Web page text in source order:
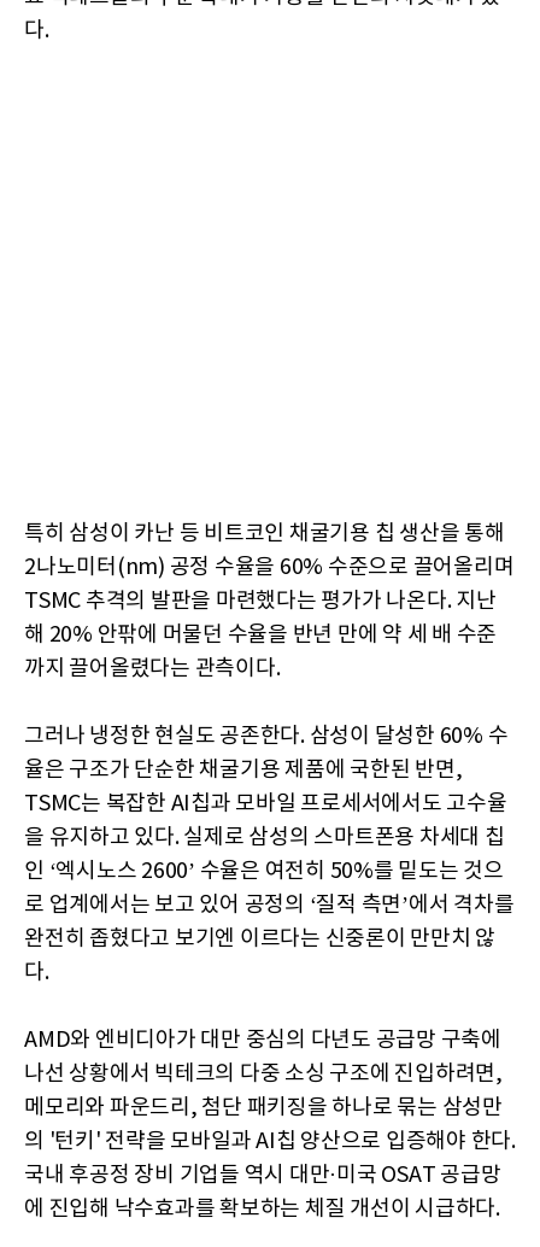
다.
특히 삼성이 카난 등 비트코인 채굴기용 칩 생산을 통해
2나노미터(nm) 공정 수율을 60% 수준으로 끌어올리며
TSMC 추격의 발판을 마련했다는 평가가 나온다. 지난
해 20% 안팎에 머물던 수율을 반년 만에 약 세 배 수준
까지 끌어올렸다는 관측이다.
그러나 냉정한 현실도 공존한다. 삼성이 달성한 60% 수
율은 구조가 단순한 채굴기용 제품에 국한된 반면,
TSMC는 복잡한 AI칩과 모바일 프로세서에서도 고수율
을 유지하고 있다. 실제로 삼성의 스마트폰용 차세대 칩
인 ‘엑시노스 2600’ 수율은 여전히 50%를 밑도는 것으
로 업계에서는 보고 있어 공정의 ‘질적 측면’에서 격차를
완전히 좁혔다고 보기엔 이르다는 신중론이 만만치 않
다.
AMD와 엔비디아가 대만 중심의 다년도 공급망 구축에
나선 상황에서 빅테크의 다중 소싱 구조에 진입하려면,
메모리와 파운드리, 첨단 패키징을 하나로 묶는 삼성만
의 '턴키' 전략을 모바일과 AI칩 양산으로 입증해야 한다.
국내 후공정 장비 기업들 역시 대만·미국 OSAT 공급망
에 진입해 낙수효과를 확보하는 체질 개선이 시급하다.